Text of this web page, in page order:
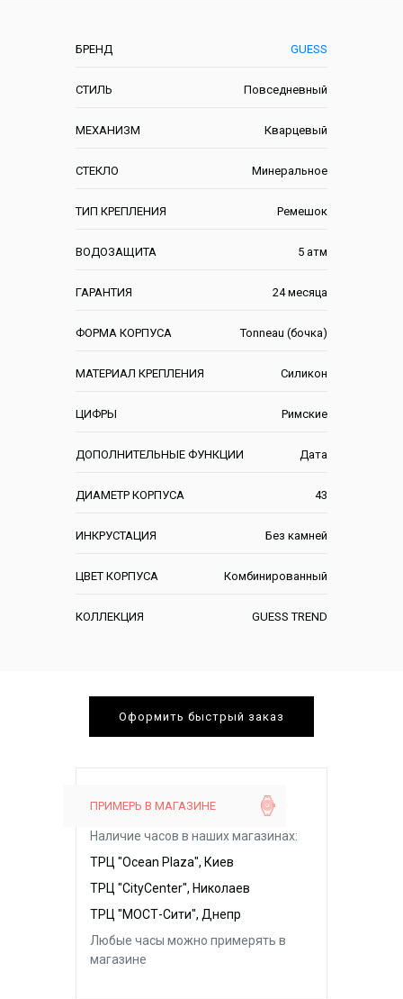
БРЕНД GUESS
СТИЛЬ Повседневный
МЕХАНИЗМ Кварцевый
СТЕКЛО Минеральное
ТИП КРЕПЛЕНИЯ Ремешок
ВОДОЗАЩИТА 5 атм
ГАРАНТИЯ 24 месяца
ФОРМА КОРПУСА Tonneau (бочка)
МАТЕРИАЛ КРЕПЛЕНИЯ Силикон
ЦИФРЫ Римские
ДОПОЛНИТЕЛЬНЫЕ ФУНКЦИИ Дата
ДИАМЕТР КОРПУСА 43
ИНКРУСТАЦИЯ Без камней
ЦВЕТ КОРПУСА Комбинированный
КОЛЛЕКЦИЯ GUESS TREND
Оформить быстрый заказ
ПРИМЕРЬ В МАГАЗИНЕ
Наличие часов в наших магазинах:
ТРЦ "Ocean Plaza", Киев
ТРЦ "CityCenter", Николаев
ТРЦ "МОСТ-Сити", Днепр
Любые часы можно примерять в
магазине